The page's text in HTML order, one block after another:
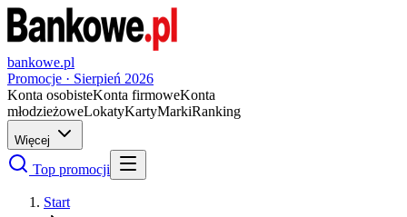
bankowe.pl
Promocje · Sierpień 2026
Konta osobisteKonta firmoweKonta
młodzieżoweLokatyKartyMarkiRanking
Więcej
Top promocji
Start